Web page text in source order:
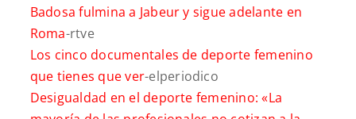
Badosa fulmina a Jabeur y sigue adelante en
Roma-rtve
Los cinco documentales de deporte femenino
que tienes que ver-elperiodico
Desigualdad en el deporte femenino: «La